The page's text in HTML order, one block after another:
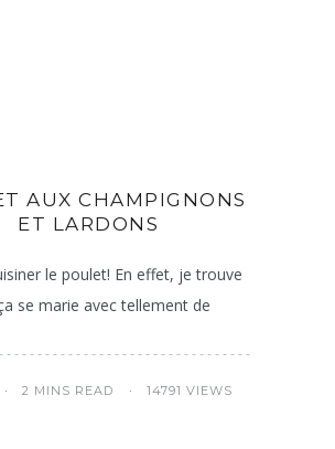
AUX CHAMPIGNONS
ET LARDONS
le poulet! En effet, je trouve
se marie avec tellement de
2 MINS READ 14791 VIEWS